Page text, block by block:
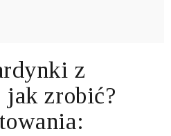
z
zrobić?